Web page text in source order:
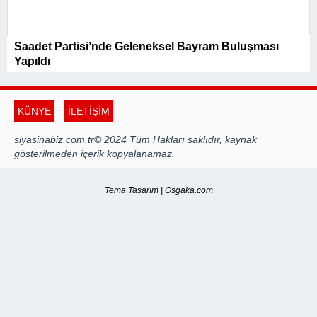
Saadet Partisi’nde Geleneksel Bayram Buluşması
Yapıldı
KÜNYE İLETİŞİM
siyasinabiz.com.tr© 2024 Tüm Hakları saklıdır, kaynak
gösterilmeden içerik kopyalanamaz.
Tema Tasarım | Osgaka.com